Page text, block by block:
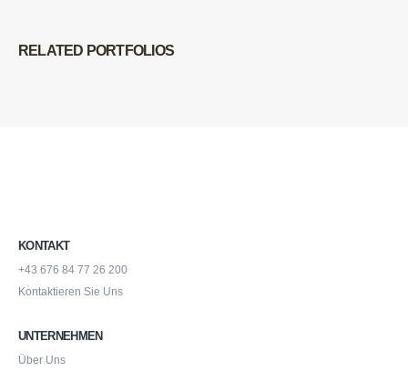
RELATED PORTFOLIOS
KONTAKT
+43 676 84 77 26 200
Kontaktieren Sie Uns
UNTERNEHMEN
Über Uns